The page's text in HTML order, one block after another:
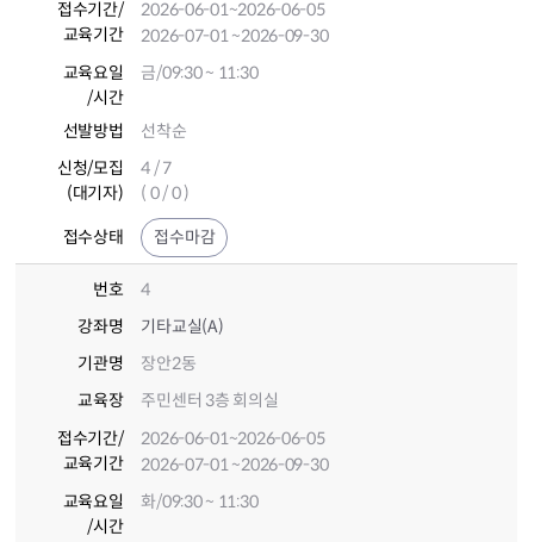
접수기간/
교육기간
2026-06-01~2026-06-05
2026-07-01 ~2026-09-30
교육요일
/시간
금/09:30 ~ 11:30
선발방법
선착순
신청/모집
(대기자)
4 / 7
( 0 / 0 )
접수상태 접수마감
번호
4
강좌명
기타교실(A)
기관명
장안2동
교육장
주민센터 3층 회의실
접수기간/
교육기간
2026-06-01~2026-06-05
2026-07-01 ~2026-09-30
교육요일
/시간
화/09:30 ~ 11:30